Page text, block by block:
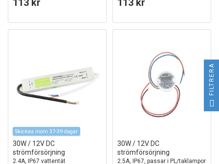
113 kr 113 kr
Skickas inom 37-39 dagar
30W / 12V DC
strömförsörjning
2.4A, IP67 vattentät
30W / 12V DC
strömförsörjning
2.5A, IP67, passar i PL/taklampor
FILTRERA